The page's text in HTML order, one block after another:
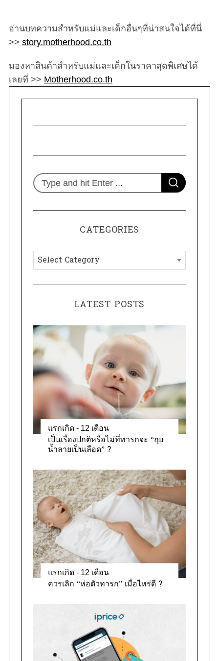
อ่านบทความสำหรับแม่และเด็กอื่นๆที่น่าสนใจได้ที่นี่
>> story.motherhood.co.th
มองหาสินค้าสำหรับแม่และเด็กในราคาสุดพิเศษได้
เลยที่ >> Motherhood.co.th
S
e
r
S
E
C
CATEGORIES
C
a
t
o
r
i
e
s
LATEST POSTS
แรกเกิด - 12 เดือน
เป็นเรื่องปกติหรือไม่ที่ทารกจะ “ถุย
น้ำลายเป็นเลือด” ?
แรกเกิด - 12 เดือน
ควรเลิก “ห่อตัวทารก” เมื่อไหร่ดี ?